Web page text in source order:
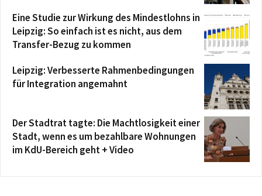
Eine Studie zur Wirkung des Mindestlohns in
Leipzig: So einfach ist es nicht, aus dem
Transfer-Bezug zu kommen
Leipzig: Verbesserte Rahmenbedingungen
für Integration angemahnt
Der Stadtrat tagte: Die Machtlosigkeit einer
Stadt, wenn es um bezahlbare Wohnungen
im KdU-Bereich geht + Video